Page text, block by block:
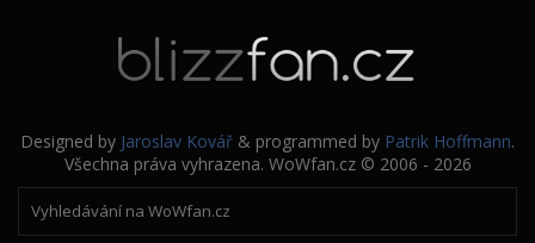
Designed by Jaroslav Kovář & programmed by Patrik Hoffmann.
Všechna práva vyhrazena. WoWfan.cz © 2006 - 2026